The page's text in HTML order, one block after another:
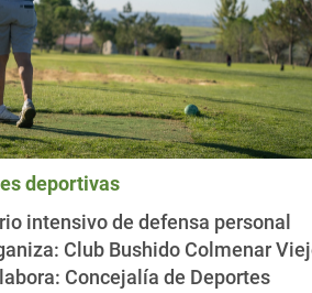
deportivas
intensivo de defensa personal
Club Bushido Colmenar
Concejalía de Deportes